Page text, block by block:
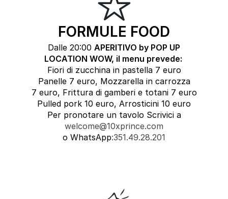
FORMULE FOOD
Dalle 20:00 APERITIVO by POP UP
LOCATION WOW, il menu prevede:
Fiori di zucchina in pastella 7 euro
Panelle 7 euro, Mozzarella in carrozza
7 euro, Frittura di gamberi e totani 7 euro
Pulled pork 10 euro, Arrosticini 10 euro
Per pronotare un tavolo Scrivici a
welcome@10xprince.com
o WhatsApp:351.49.28.201